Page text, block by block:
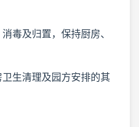
毒及归置，保持厨房、
生清理及园方安排的其